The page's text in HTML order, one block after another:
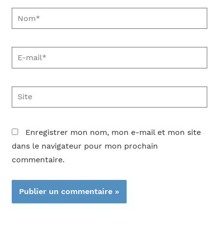
Nom*
E-
mail*
Site
Enregistrer mon nom, mon e-mail et mon site
dans le navigateur pour mon prochain
commentaire.